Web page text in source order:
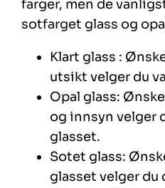
farger, men de
sotfarget glass og
Klart glass :
utsikt velger du
Opal glass:
og innsyn velger
glasset.
Sotet glass:
glasset velger du